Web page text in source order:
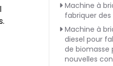
Machine à
fabriquer
Machine à
diesel pour
de biomasse
nouvelles